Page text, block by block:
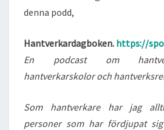
denna podd,
Hantverkardagboken. https://
En podcast om
hantverkarskolor och
Som hantverkare har jag
personer som har fördjupat